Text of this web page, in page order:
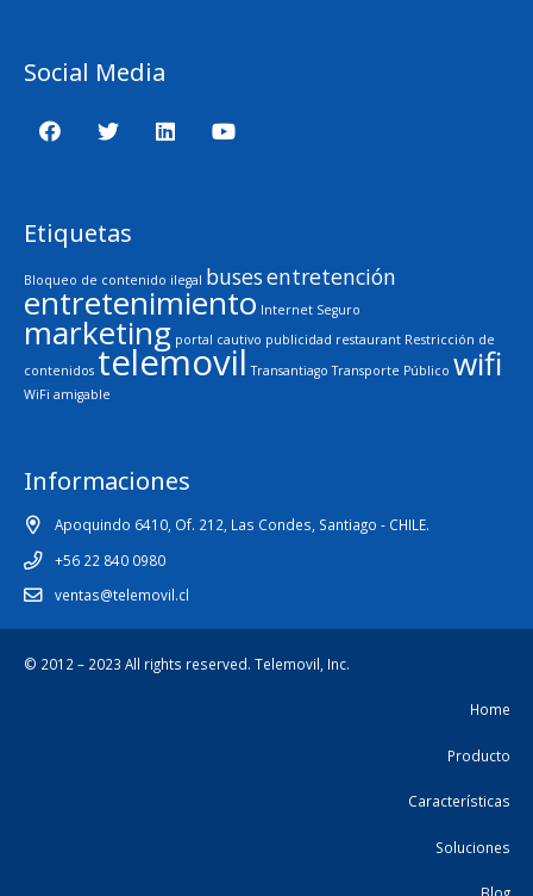
Social Media
Etiquetas
Bloqueo de contenido ilegal busesentretención
entretenimiento Internet Seguro
marketing portal cautivo publicidad restaurant Restricción de
contenidos telemovil Transantiago Transporte Público wifi
WiFi amigable
Informaciones
Apoquindo 6410, Of. 212, Las Condes, Santiago - CHILE.
+56 22 840 0980
ventas@telemovil.cl
© 2012 – 2023 All rights reserved. Telemovil, Inc.
Home
Producto
Características
Soluciones